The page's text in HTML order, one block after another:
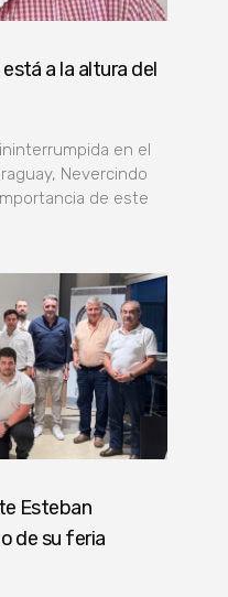
a la altura del
en el
Nevercindo
de este
Esteban
de su feria